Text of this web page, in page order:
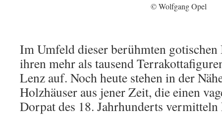
© Wolfgang Opel
Im Umfeld dieser berühmten
ihren mehr als tausend
Lenz auf. Noch heute stehen in der
Holzhäuser aus jener Zeit, die einen
Dorpat des 18. Jahrhunderts vermitteln